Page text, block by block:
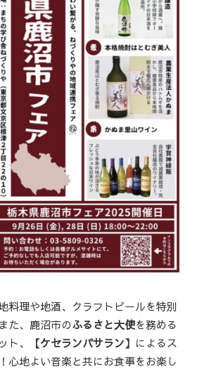
料理や地酒、クラフトビールを特別
た、鹿沼市のふるさと大使を務める
、
【ケセランパサラン】 によるス
心地よい音楽と共にお食事をお楽し